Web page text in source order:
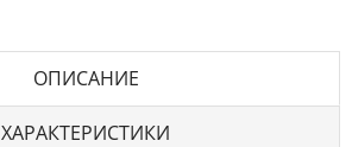
ОПИСАНИЕ
ХАРАКТЕРИСТИКИ